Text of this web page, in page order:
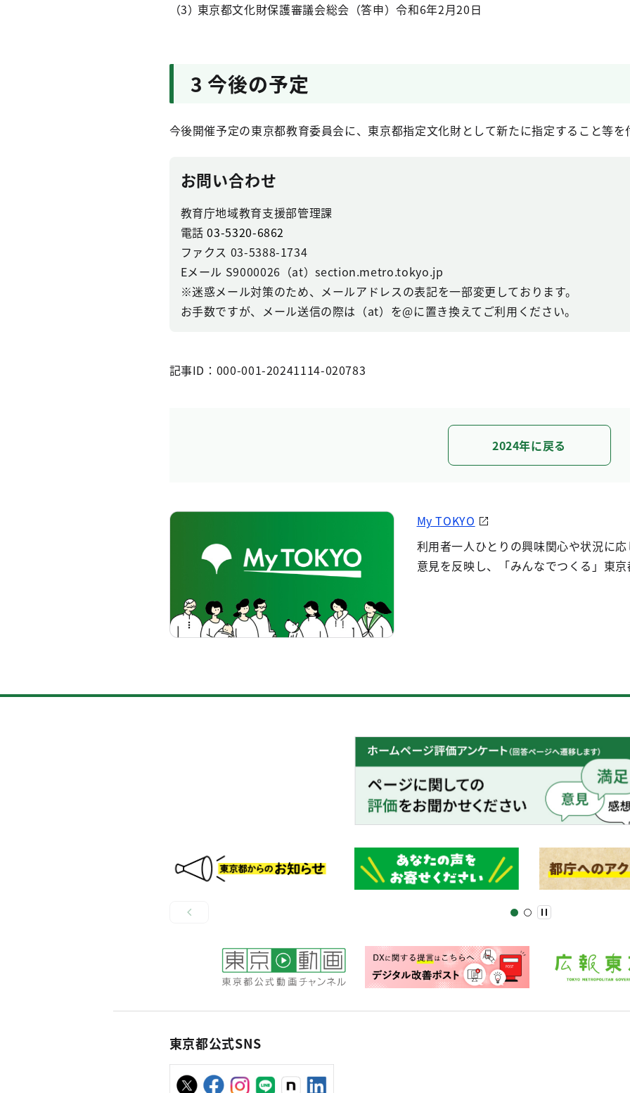
東京都文化財保護審議会総会（答申）令和6年2月20日
3 今後の予定
今後開催予定の東京都教育委員会に、東京都指定文化財として新たに指定すること等を
お問い合わせ
教育庁地域教育支援部管理課
電話03-5320-6862
ファクス 03-5388-1734
Eメール S9000026（at）section.metro.tokyo.jp
※迷惑メール対策のため、メールアドレスの表記を一部変更しております。
お手数ですが、メール送信の際は（at）を@に置き換えてご利用ください。
記事ID：000-001-20241114-020783
2024年に戻る
My TOKYO
利用者一人ひとりの興味関心や状況に
意見を反映し、「みんなでつくる」東京
東京都公式SNS